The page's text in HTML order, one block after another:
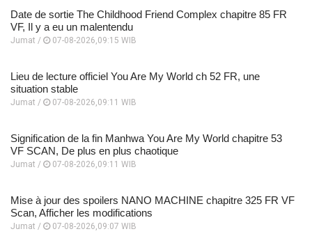
Date de sortie The Childhood Friend Complex chapitre 85 FR
VF, Il y a eu un malentendu
Jumat / 07-08-2026,09:15 WIB
Lieu de lecture officiel You Are My World ch 52 FR, une
situation stable
Jumat / 07-08-2026,09:11 WIB
Signification de la fin Manhwa You Are My World chapitre 53
VF SCAN, De plus en plus chaotique
Jumat / 07-08-2026,09:11 WIB
Mise à jour des spoilers NANO MACHINE chapitre 325 FR VF
Scan, Afficher les modifications
Jumat / 07-08-2026,09:07 WIB